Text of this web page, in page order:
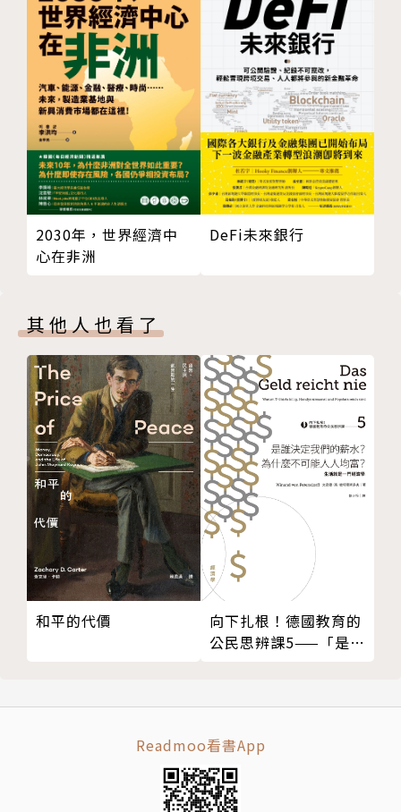
2030年，世界經濟中
心在非洲
DeFi未來銀行
其他人也看了
和平的代價
向下扎根！德國教育的
公民思辨課5——「是誰
Readmoo看書App